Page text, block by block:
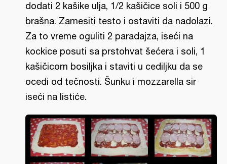
dodati 2 kašike ulja, 1/2 kašičice soli i 500 g
brašna. Zamesiti testo i ostaviti da nadolazi.
Za to vreme oguliti 2 paradajza, iseći na
kockice posuti sa prstohvat šećera i soli, 1
kašičicom bosiljka i staviti u cediljku da se
ocedi od tečnosti. Šunku i mozzarella sir
iseći na listiće.